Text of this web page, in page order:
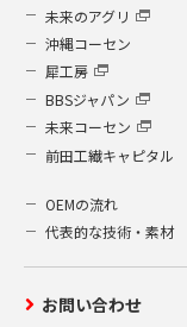
未来のアグリ
沖縄コーセン
犀工房
BBSジャパン
未来コーセン
前田工繊キャピタル
OEMの流れ
代表的な技術・素材
お問い合わせ